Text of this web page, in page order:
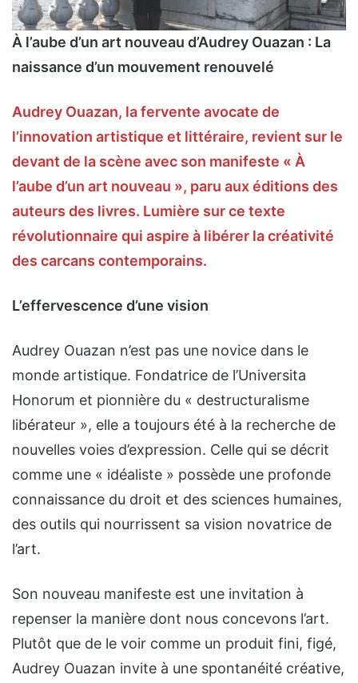
À l’aube d’un art nouveau d’Audrey Ouazan : La
naissance d’un mouvement renouvelé
Audrey Ouazan, la fervente avocate de
l’innovation artistique et littéraire, revient sur le
devant de la scène avec son manifeste « À
l’aube d’un art nouveau », paru aux éditions des
auteurs des livres. Lumière sur ce texte
révolutionnaire qui aspire à libérer la créativité
des carcans contemporains.
L’effervescence d’une vision
Audrey Ouazan n’est pas une novice dans le
monde artistique. Fondatrice de l’Universita
Honorum et pionnière du « destructuralisme
libérateur », elle a toujours été à la recherche de
nouvelles voies d’expression. Celle qui se décrit
comme une « idéaliste » possède une profonde
connaissance du droit et des sciences humaines,
des outils qui nourrissent sa vision novatrice de
l’art.
Son nouveau manifeste est une invitation à
repenser la manière dont nous concevons l’art.
Plutôt que de le voir comme un produit fini, figé,
Audrey Ouazan invite à une spontanéité créative,